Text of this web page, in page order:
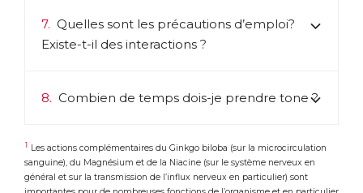
7. Quelles sont les précautions d’emploi?
Existe-t-il des interactions ?
8. Combien de temps dois-je prendre tone ?
1
Les actions complémentaires du Ginkgo biloba (sur la microcirculation
sanguine), du Magnésium et de la Niacine (sur le système nerveux en
général et sur la transmission de l’influx nerveux en particulier) sont